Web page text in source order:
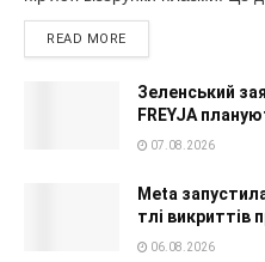
READ MORE
Зеленський
FREYJA
07.08.2026
Meta
тлі викриттів
06.08.2026